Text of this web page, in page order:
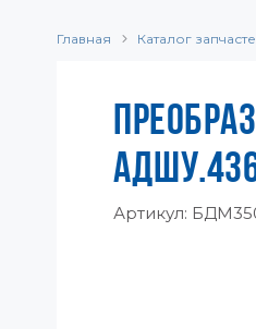
Главная Каталог
Артикул: